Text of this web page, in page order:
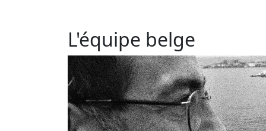
L'équipe belge